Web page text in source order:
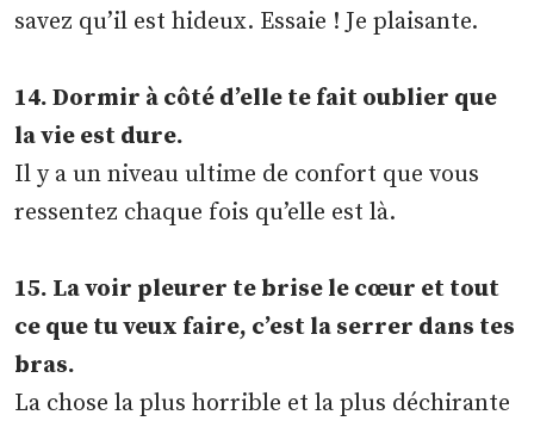
savez qu’il est hideux. Essaie ! Je plaisante.
14. Dormir à côté d’elle te fait oublier que
la vie est dure.
Il y a un niveau ultime de confort que vous
ressentez chaque fois qu’elle est là.
15. La voir pleurer te brise le cœur et tout
ce que tu veux faire, c’est la serrer dans tes
bras.
La chose la plus horrible et la plus déchirante